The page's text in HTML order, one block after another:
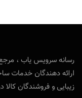
رسانه سرویس یاب ،
ارائه دهندگان خدمات
زیبایی و فروشندگان کالا